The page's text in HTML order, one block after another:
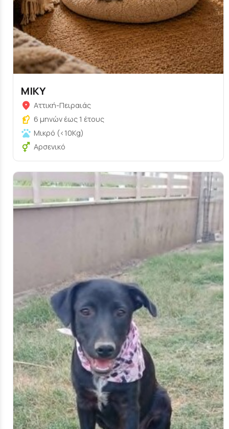
ΜΙΚΥ
Αττική-Πειραιάς
6 μηνών έως 1 έτους
Μικρό (<10Kg)
Αρσενικό